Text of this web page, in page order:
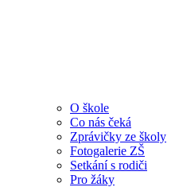
O škole
Co nás čeká
Zprávičky ze školy
Fotogalerie ZŠ
Setkání s rodiči
Pro žáky